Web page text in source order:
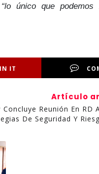
“lo único que podemos
IT
Artículo
Concluye Reunión En RD
De Seguridad Y